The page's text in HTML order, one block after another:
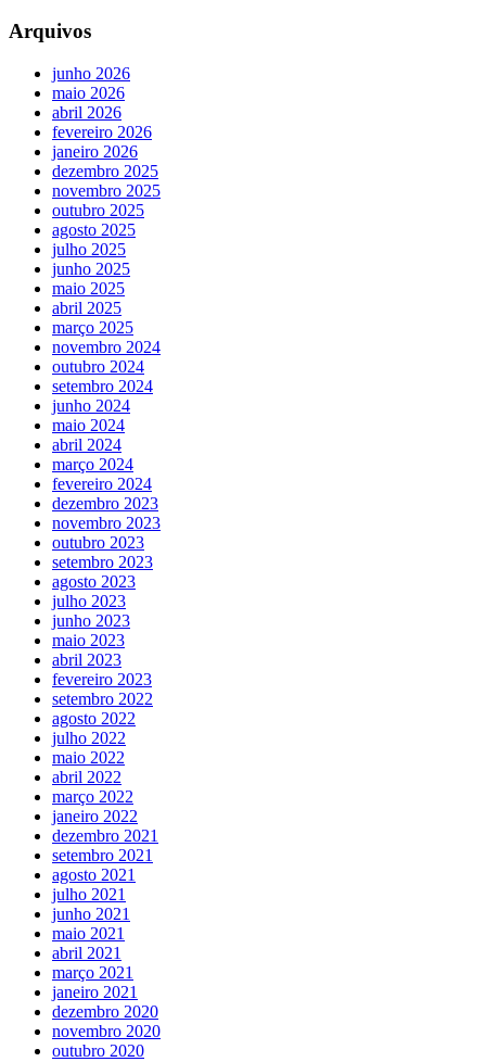
Arquivos
junho 2026
maio 2026
abril 2026
fevereiro 2026
janeiro 2026
dezembro 2025
novembro 2025
outubro 2025
agosto 2025
julho 2025
junho 2025
maio 2025
abril 2025
março 2025
novembro 2024
outubro 2024
setembro 2024
junho 2024
maio 2024
abril 2024
março 2024
fevereiro 2024
dezembro 2023
novembro 2023
outubro 2023
setembro 2023
agosto 2023
julho 2023
junho 2023
maio 2023
abril 2023
fevereiro 2023
setembro 2022
agosto 2022
julho 2022
maio 2022
abril 2022
março 2022
janeiro 2022
dezembro 2021
setembro 2021
agosto 2021
julho 2021
junho 2021
maio 2021
abril 2021
março 2021
janeiro 2021
dezembro 2020
novembro 2020
outubro 2020